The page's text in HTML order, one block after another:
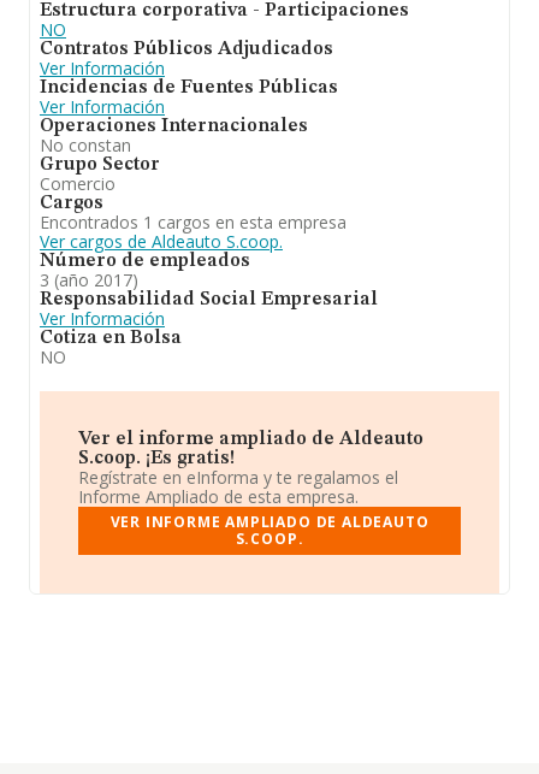
Estructura corporativa - Participaciones
NO
Contratos Públicos Adjudicados
Ver Información
Incidencias de Fuentes Públicas
Ver Información
Operaciones Internacionales
No constan
Grupo Sector
Comercio
Cargos
Encontrados 1 cargos en esta empresa
Ver cargos de Aldeauto S.coop.
Número de empleados
3 (año 2017)
Responsabilidad Social Empresarial
Ver Información
Cotiza en Bolsa
NO
Ver el informe ampliado de Aldeauto
S.coop. ¡Es gratis!
Regístrate en eInforma y te regalamos el
Informe Ampliado de esta empresa.
VER INFORME AMPLIADO DE ALDEAUTO
S.COOP.